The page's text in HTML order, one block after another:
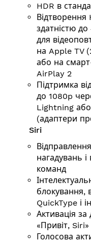
HDR в
Відтворення
здатністю
для
на Apple TV
або на
AirPlay 2
Підтримка
до 1080p
Lightning
(адаптери
Siri
нагадувань
команд
блокування,
QuickType і
Активація
«Привіт, Siri»
Голосова